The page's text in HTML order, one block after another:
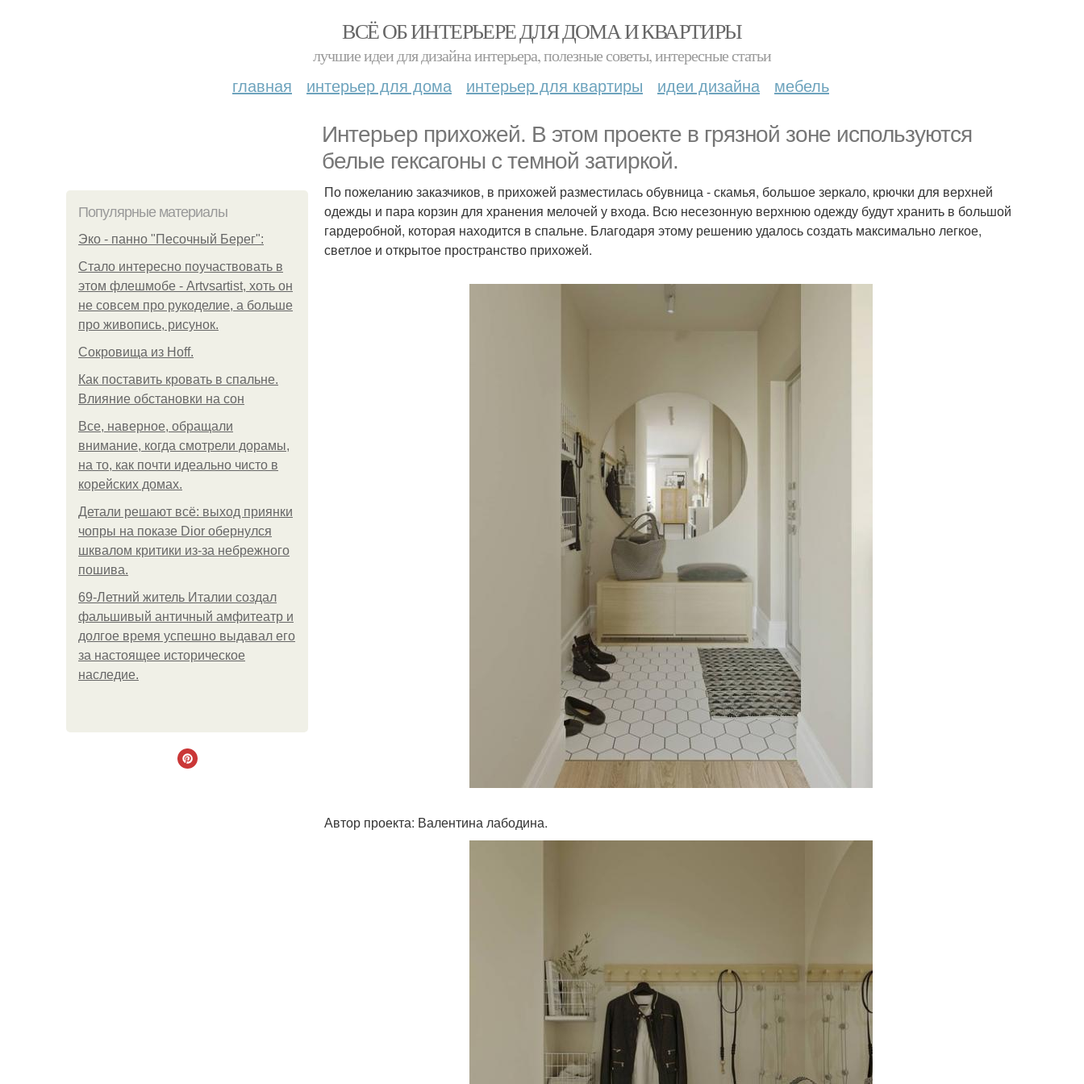
ВСЁ ОБ ИНТЕРЬЕРЕ ДЛЯ ДОМА И КВАРТИРЫ
лучшие идеи для дизайна интерьера, полезные советы, интересные статьи
главная интерьер для дома интерьер для квартиры идеи дизайна мебель
Интерьер прихожей. В этом проекте в грязной зоне используются
белые гексагоны с темной затиркой.
Популярные материалы
Эко - панно "Песочный Берег":
Стало интересно поучаствовать в
этом флешмобе - Artvsartist, хоть он
не совсем про рукоделие, а больше
про живопись, рисунок.
Сокровища из Hoff.
Как поставить кровать в спальне.
Влияние обстановки на сон
Все, наверное, обращали
внимание, когда смотрели дорамы,
на то, как почти идеально чисто в
корейских домах.
Детали решают всё: выход приянки
чопры на показе Dior обернулся
шквалом критики из-за небрежного
пошива.
69-Летний житель Италии создал
фальшивый античный амфитеатр и
долгое время успешно выдавал его
за настоящее историческое
наследие.
По пожеланию заказчиков, в прихожей разместилась обувница - скамья, большое зеркало, крючки для верхней
одежды и пара корзин для хранения мелочей у входа. Всю несезонную верхнюю одежду будут хранить в большой
гардеробной, которая находится в спальне. Благодаря этому решению удалось создать максимально легкое,
светлое и открытое пространство прихожей.
Автор проекта: Валентина лабодина.